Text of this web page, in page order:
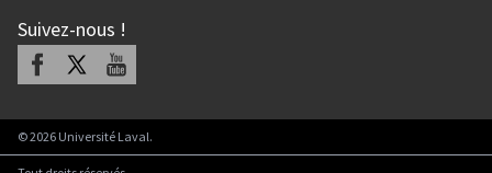
Suivez-nous !
Facebook Youtube
©2026 Université Laval.